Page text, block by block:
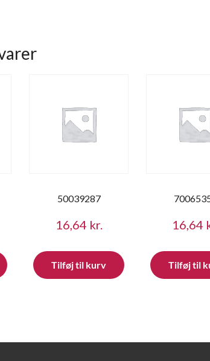
50039287
16,64 kr.
Tilføj til kurv
16,64
Tilføj til